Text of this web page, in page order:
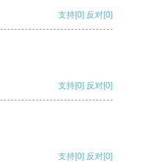
支持[0] 反对[0]
支持[0] 反对[0]
支持[0] 反对[0]